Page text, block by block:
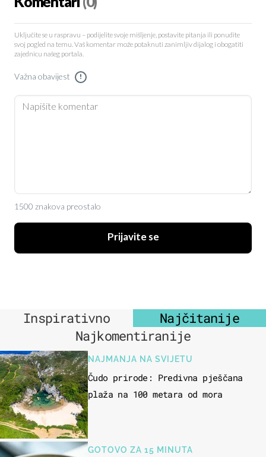
Uključite se u raspravu – podijelite svoje mišljenje, postavite pitanja ili ponudite
svoj pogled na temu. Vaš komentar može potaknuti zanimljiv dijalog i obogatiti
zajednicu našeg portala.
Važna obavijest !
1500 znakova preostalo
Prijavite se
Inspirativno
Najčitanije
Najkomentiranije
NAJMANJA NA SVIJETU
Čudo prirode: Predivna pješčana
plaža na 100 metara od mora
GOTOVO ZA 15 MINUTA